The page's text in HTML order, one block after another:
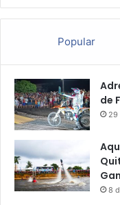
Popular
de
29
8